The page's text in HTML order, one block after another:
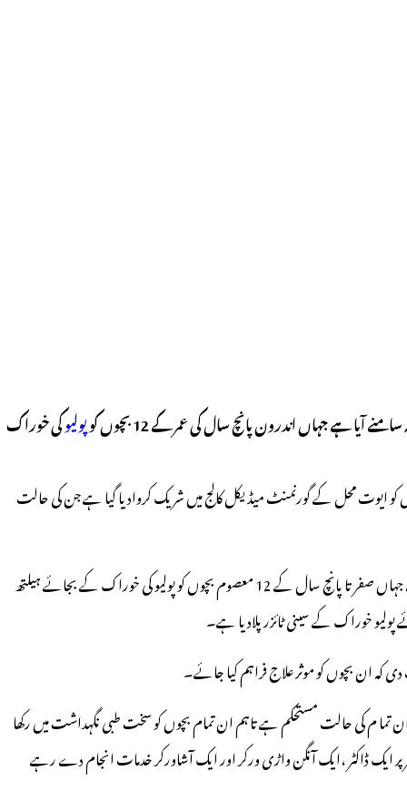
ہے جہاں اندرون پانچ سال کی عمر کے 12 بچوں کو پولیوکی خوراک
کے فاصلہ پر موجود ایوت محل ضلع کے دیہات میں پیش آئے اس غفلت کے معاملہ کی عہدیداروں نے بھی تصدیق کردی ہے۔متاثرہ تمام 12 بچوں کو ایوت محل کے گورنمنٹ میڈیکل کالج میں شریک کروادیا گیا ہے جن کی حالت
ضلعی عہدیداروں نے بتایا کہ اتوار کے دن پلس پولیو پروگرام کے دوران غفلت کا یہ معاملہ ایوت محل ضلع کے دیہات میں واقع پرائمری ہیلتھ کیئر سنٹر پر اتوار کو پیش آیا ہے جہاں صفر تا پانچ سال کے 12 معصوم بچوں کو پولیو کی خوراک کے بجائے ہیلتھ
خوراک کے سینی ٹائزر پلادیا ہے۔
ان بچوں کو موثر علاج فراہم کیا جائے۔
تما م کی حالت مستحکم ہے تاہم ان تمام بچوں کو سخت طبی نگہداشت میں رکھا
ایک ڈاکٹر ،ایک آنگن واڑی ورکر اور ایک آشاورکر خدمات انجام دے رہے